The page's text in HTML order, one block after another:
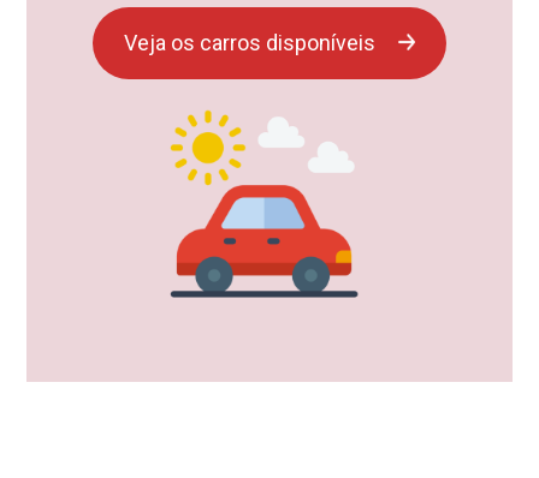
Veja os carros disponíveis